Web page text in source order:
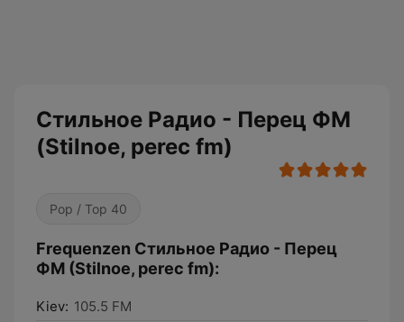
Стильное Радио - Перец ФМ
(Stilnoe, perec fm)
Pop / Top 40
Frequenzen Стильное Радио - Перец
ФМ (Stilnoe, perec fm):
Kiev: 105.5 FM